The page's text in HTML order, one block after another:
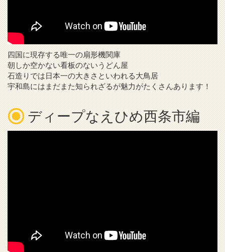
四国に現存する唯一の扇形機関庫
朝しか空かない看板のないうどん屋
石造りでは日本一の大きさといわれる大鳥居
宇和島にはまだまた知られざるが魅力がたくさんあります！
ディープなえひめ西条市編